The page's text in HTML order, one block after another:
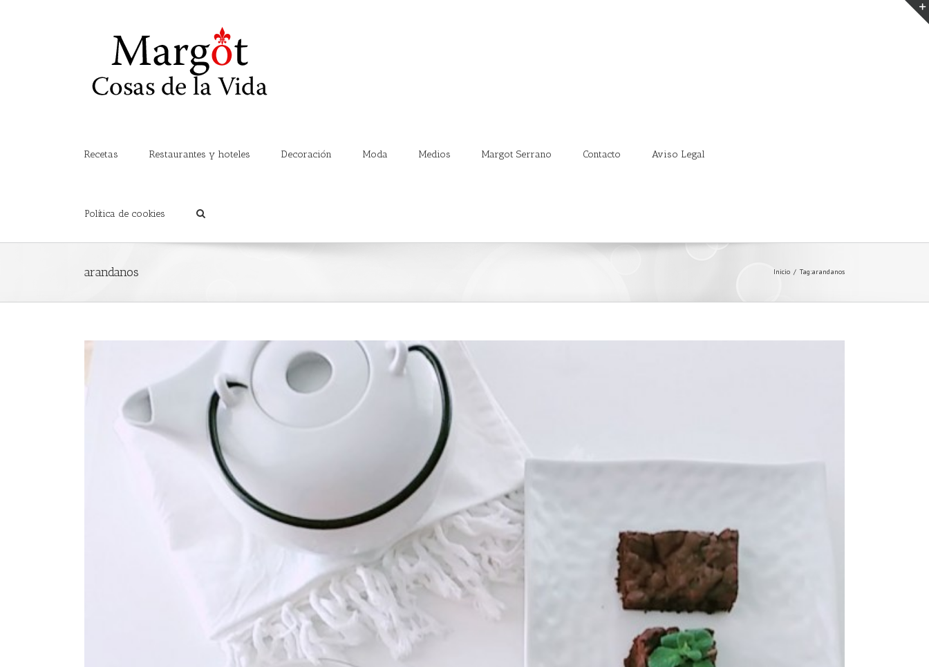
Recetas Restaurantes y hoteles Decoración Moda Medios Margot Serrano Contacto Aviso Legal
Política de cookies
arandanos Inicio / Tag:arandanos